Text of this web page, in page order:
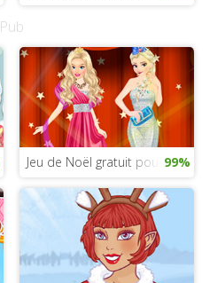
Pub
Jeu de Noël gratuit pour les filles
99%